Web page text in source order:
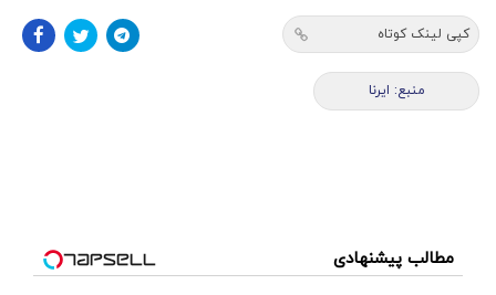
کپی لینک کوتاه
منبع: ایرنا
مطالب پیشنهادی